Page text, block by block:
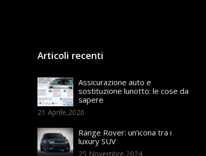
Articoli recenti
Assicurazione auto e
sostituzione lunotto: le cose da
sapere
21 Aprile,2026
Range Rover: un’icona tra i
luxury SUV
25 Novembre,2024